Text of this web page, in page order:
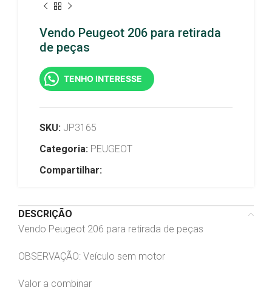
Vendo Peugeot 206 para retirada
de peças
TENHO INTERESSE
SKU: JP3165
Categoria: PEUGEOT
Compartilhar:
DESCRIÇÃO
Vendo Peugeot 206 para retirada de peças
OBSERVAÇÃO: Veículo sem motor
Valor a combinar